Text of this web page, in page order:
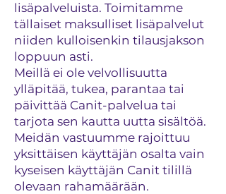
lisäpalveluista. Toimitamme
tällaiset maksulliset lisäpalvelut
niiden kulloisenkin tilausjakson
loppuun asti.
Meillä ei ole velvollisuutta
ylläpitää, tukea, parantaa tai
päivittää Canit-palvelua tai
tarjota sen kautta uutta sisältöä.
Meidän vastuumme rajoittuu
yksittäisen käyttäjän osalta vain
kyseisen käyttäjän Canit tilillä
olevaan rahamäärään.